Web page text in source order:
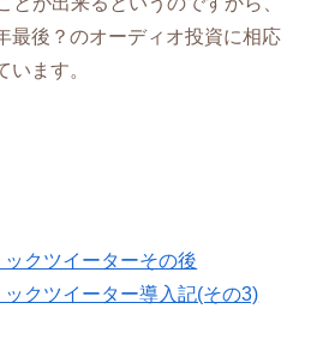
最後？のオーディオ投資に相応
います。
クツイーターその後
クツイーター導入記(その3)